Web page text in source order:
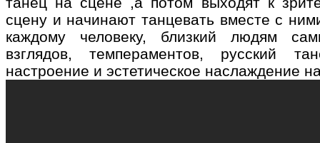
сцену и начинают танцевать вместе с
каждому человеку, близкий людям
взглядов, темпераментов, русский
настроение и эстетическое наслаждение